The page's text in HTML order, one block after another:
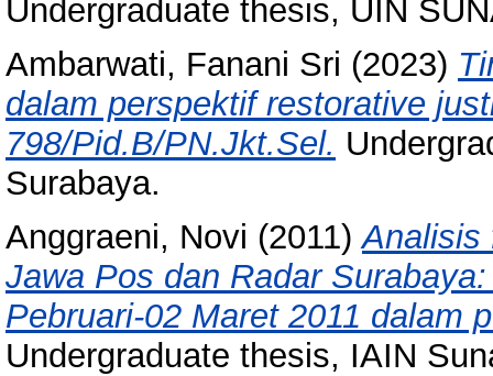
Undergraduate thesis, UIN
Ambarwati, Fanani Sri (2023)
dalam perspektif restorative
798/Pid.B/PN.Jkt.Sel.
Surabaya.
Anggraeni, Novi (2011)Analisis
Jawa Pos dan Radar
Pebruari-02 Maret 2011 dalam
Undergraduate thesis, IAIN